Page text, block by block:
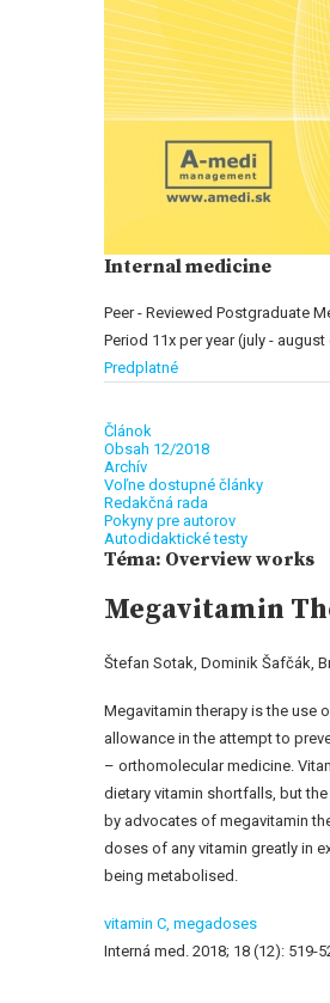
Internal medicine
Peer - Reviewed Postgraduate
Period 11x per year (july -
Predplatné
Článok
Obsah 12/2018
Archív
Voľne dostupné články
Redakčná rada
Pokyny pre autorov
Autodidaktické testy
Téma: Overview works
Megavitamin
Štefan Sotak, Dominik Šafčák,
Megavitamin therapy is the use
allowance in the attempt to
– orthomolecular medicine.
dietary vitamin shortfalls, but
by advocates of megavitamin
doses of any vitamin greatly in
being metabolised.
vitamin C, megadoses
Interná med. 2018; 18 (12): 519-